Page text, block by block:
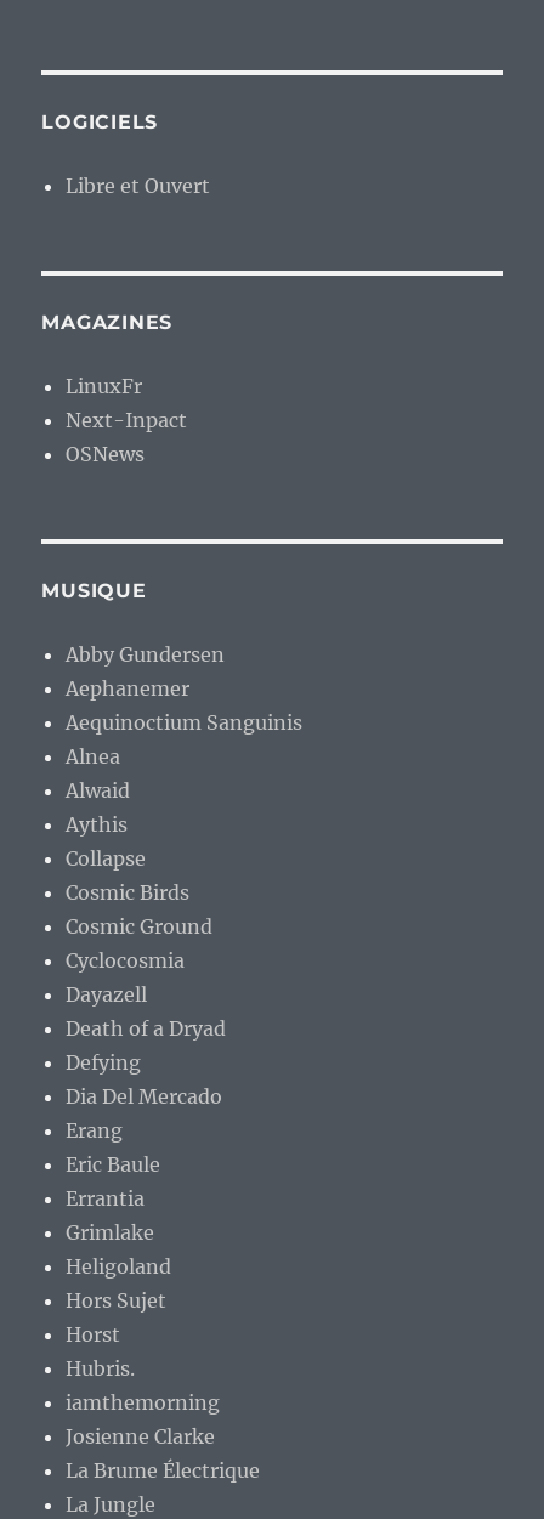
LOGICIELS
Libre et Ouvert
MAGAZINES
LinuxFr
Next-Inpact
OSNews
MUSIQUE
Abby Gundersen
Aephanemer
Aequinoctium Sanguinis
Alnea
Alwaid
Aythis
Collapse
Cosmic Birds
Cosmic Ground
Cyclocosmia
Dayazell
Death of a Dryad
Defying
Dia Del Mercado
Erang
Eric Baule
Errantia
Grimlake
Heligoland
Hors Sujet
Horst
Hubris.
iamthemorning
Josienne Clarke
La Brume Électrique
La Jungle